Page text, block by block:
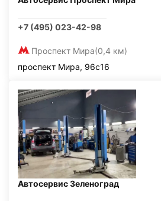
+7 (495) 023-42-98
Проспект Мира(0,4 км)
проспект Мира, 96с16
Автосервис Зеленоград